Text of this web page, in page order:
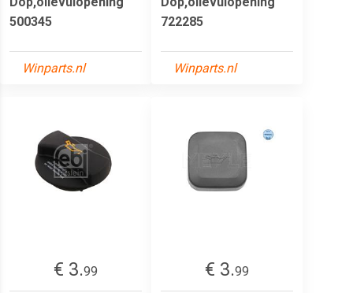
500345
Winparts.nl
722285
Winparts.nl
€ 3.99
€ 3.99